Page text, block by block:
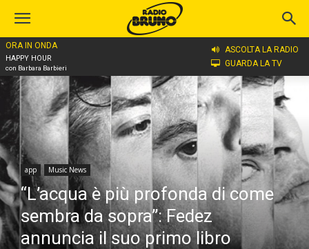
ORA IN ONDA
HAPPY HOUR
con Barbara Barbieri
ASCOLTA LA RADIO
GUARDA LA TV
Home
app Music News
“L’acqua è più profonda di come
sembra da sopra”: Fedez
annuncia il suo primo libro